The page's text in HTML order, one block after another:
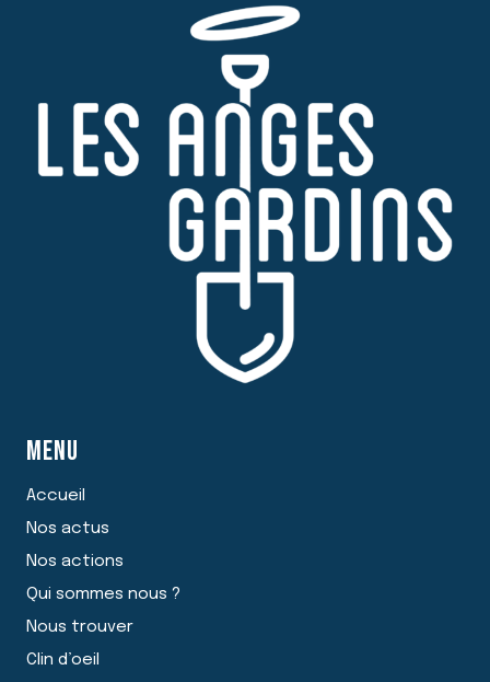
MENU
Accueil
Nos actus
Nos actions
Qui sommes nous ?
Nous trouver
Clin d’oeil